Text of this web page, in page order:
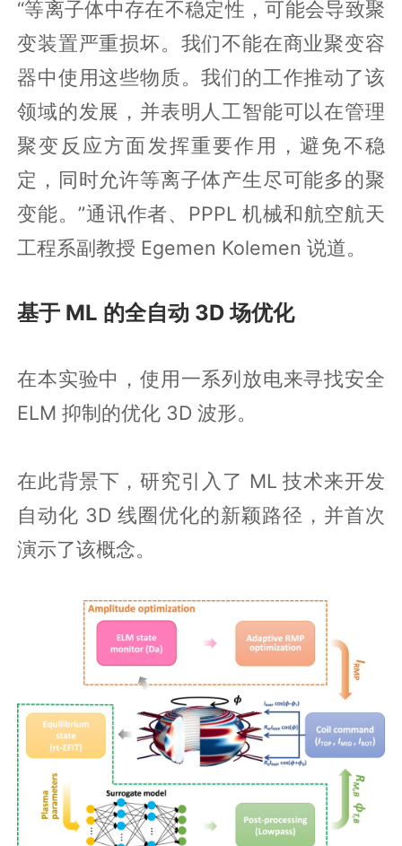
“等离子体中存在不稳定性，可能会导致聚
变装置严重损坏。我们不能在商业聚变容
器中使用这些物质。我们的工作推动了该
领域的发展，并表明人工智能可以在管理
聚变反应方面发挥重要作用，避免不稳
定，同时允许等离子体产生尽可能多的聚
变能。”通讯作者、PPPL 机械和航空航天
工程系副教授 Egemen Kolemen 说道。
基于 ML 的全自动 3D 场优化
在本实验中，使用一系列放电来寻找安全
ELM 抑制的优化 3D 波形。
在此背景下，研究引入了 ML 技术来开发
自动化 3D 线圈优化的新颖路径，并首次
演示了该概念。